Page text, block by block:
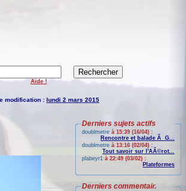
Aide !
modification : lundi 2 mars 2015
Derniers sujets actifs
doublmetre à 15:39 (16/04) :
Rencontre et balade Ã G...
doublmetre à 13:16 (02/04) :
Tout savoir sur l'AÃ©rot...
plabeyr1 à 22:49 (03/02) :
Plateformes
Derniers commentair.